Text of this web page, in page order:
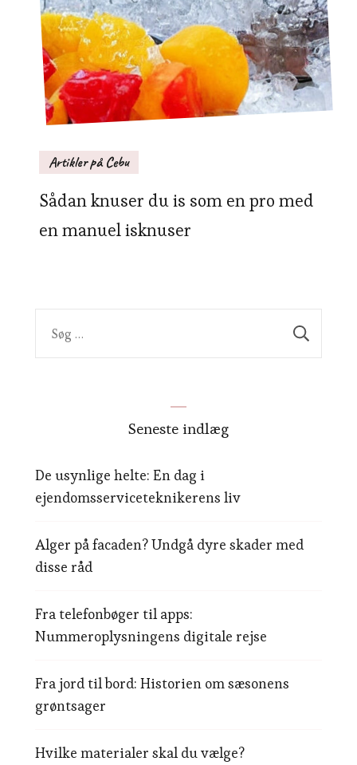
Artikler på Cebu
Sådan knuser du is som en pro med
en manuel isknuser
efter:
Seneste indlæg
De usynlige helte: En dag i
ejendomsserviceteknikerens liv
Alger på facaden? Undgå dyre skader med
disse råd
Fra telefonbøger til apps:
Nummeroplysningens digitale rejse
Fra jord til bord: Historien om sæsonens
grøntsager
Hvilke materialer skal du vælge?